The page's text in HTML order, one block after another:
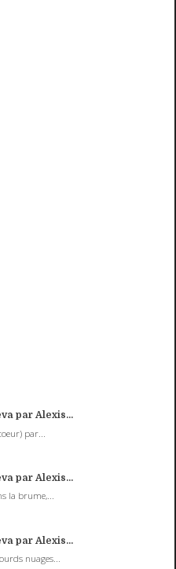
par Alexis...
par...
par Alexis...
la brume,...
par Alexis...
nuages...